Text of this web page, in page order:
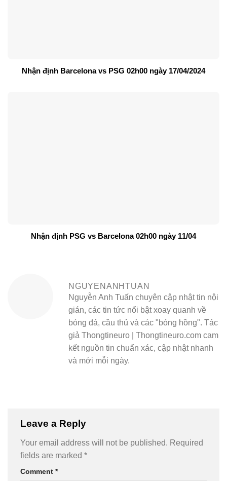
Nhận định Barcelona vs PSG 02h00 ngày 17/04/2024
Nhận định PSG vs Barcelona 02h00 ngày 11/04
NGUYENANHTUAN
Nguyễn Anh Tuấn chuyên cập nhật tin nội
gián, các tin tức nổi bật xoay quanh về
bóng đá, cầu thủ và các "bóng hồng". Tác
giả Thongtineuro | Thongtineuro.com cam
kết nguồn tin chuẩn xác, cập nhật nhanh
và mới mỗi ngày.
Leave a Reply
Your email address will not be published. Required
fields are marked *
Comment *